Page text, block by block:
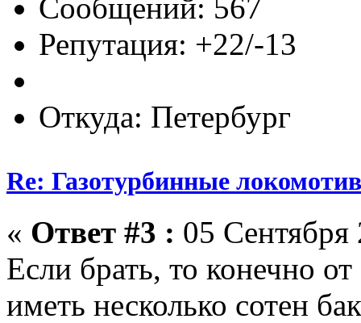
Сообщений: 567
Репутация: +22/-13
Откуда: Петербург
Re: Газотурбинные
« Ответ #3 : 05
Если брать, то конечно
иметь несколько сотен